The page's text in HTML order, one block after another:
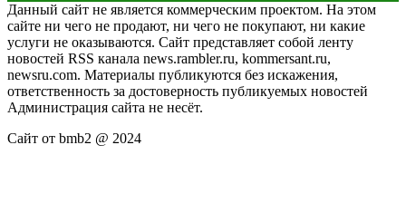
Данный сайт не является коммерческим проектом. На этом
сайте ни чего не продают, ни чего не покупают, ни какие
услуги не оказываются. Сайт представляет собой ленту
новостей RSS канала news.rambler.ru, kommersant.ru,
newsru.com. Материалы публикуются без искажения,
ответственность за достоверность публикуемых новостей
Администрация сайта не несёт.
Сайт от bmb2 @ 2024